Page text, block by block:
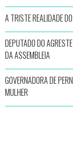
A TRISTE REALIDADE
DEPUTADO DO
DA ASSEMBLEIA
GOVERNADORA DE
MULHER